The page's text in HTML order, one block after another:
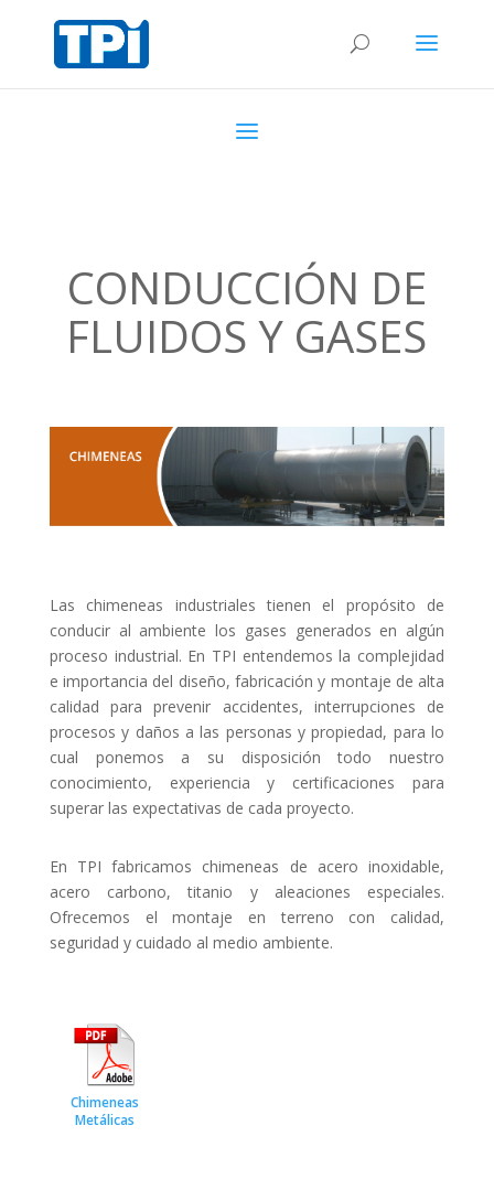
CONDUCCIÓN DE
FLUIDOS Y GASES
Las chimeneas industriales tienen el propósito de
conducir al ambiente los gases generados en algún
proceso industrial. En TPI entendemos la complejidad
e importancia del diseño, fabricación y montaje de alta
calidad para prevenir accidentes, interrupciones de
procesos y daños a las personas y propiedad, para lo
cual ponemos a su disposición todo nuestro
conocimiento, experiencia y certificaciones para
superar las expectativas de cada proyecto.
En TPI fabricamos chimeneas de acero inoxidable,
acero carbono, titanio y aleaciones especiales.
Ofrecemos el montaje en terreno con calidad,
seguridad y cuidado al medio ambiente.
Chimeneas
Metálicas